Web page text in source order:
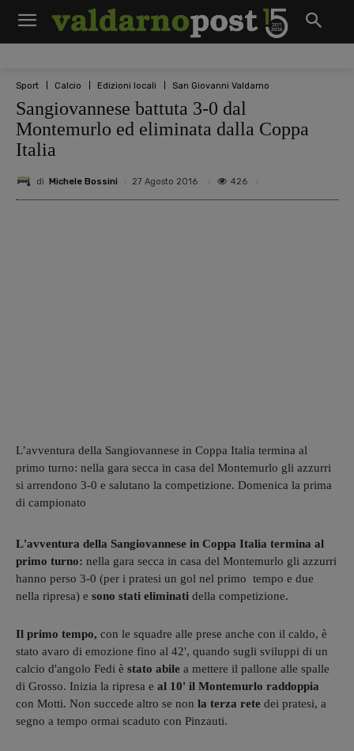
Sport Calcio Edizioni locali San Giovanni Valdarno
Sangiovannese battuta 3-0 dal
Montemurlo ed eliminata dalla Coppa
Italia
di Michele Bossini 27 Agosto 2016 426
L’avventura della Sangiovannese in Coppa Italia termina al
primo turno: nella gara secca in casa del Montemurlo gli azzurri
si arrendono 3-0 e salutano la competizione. Domenica la prima
di campionato
L'avventura della Sangiovannese in Coppa Italia termina al
primo turno: nella gara secca in casa del Montemurlo gli azzurri
hanno perso 3-0 (per i pratesi un gol nel primo tempo e due
nella ripresa) e sono stati eliminati della competizione.
Il primo tempo, con le squadre alle prese anche con il caldo, è
stato avaro di emozione fino al 42', quando sugli sviluppi di un
calcio d'angolo Fedi è stato abile a mettere il pallone alle spalle
di Grosso. Inizia la ripresa e al 10' il Montemurlo raddoppia
con Motti. Non succede altro se non la terza rete dei pratesi, a
segno a tempo ormai scaduto con Pinzauti.